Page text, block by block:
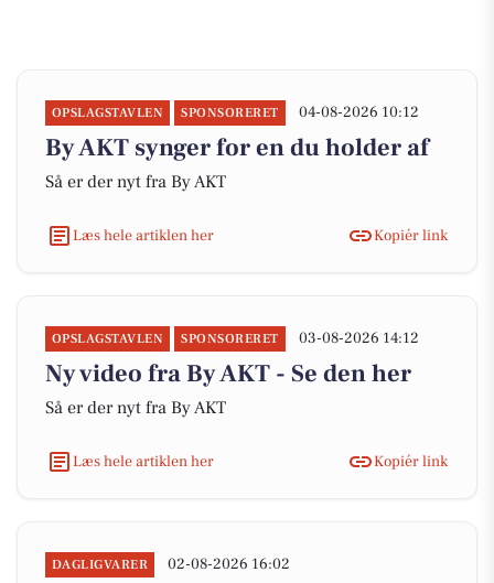
OPSLAGSTAVLEN SPONSORERET 04-08-2026 10:12
By AKT synger for en du holder af
Så er der nyt fra By AKT
Læs hele artiklen her Kopiér link
OPSLAGSTAVLEN SPONSORERET 03-08-2026 14:12
Ny video fra By AKT - Se den her
Så er der nyt fra By AKT
Læs hele artiklen her Kopiér link
DAGLIGVARER 02-08-2026 16:02